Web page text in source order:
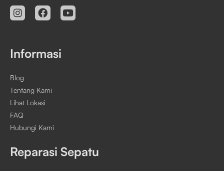
Informasi
Blog
Tentang Kami
Lihat Lokasi
FAQ
Hubungi Kami
Reparasi Sepatu